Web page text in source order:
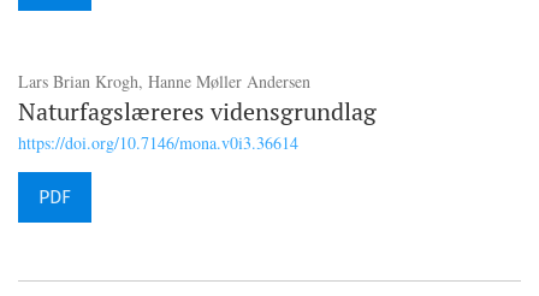
Lars Brian Krogh, Hanne Møller Andersen
Naturfagslæreres vidensgrundlag
https://doi.org/10.7146/mona.v0i3.36614
PDF